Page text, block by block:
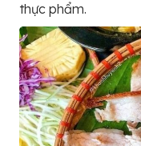
thực phẩm.